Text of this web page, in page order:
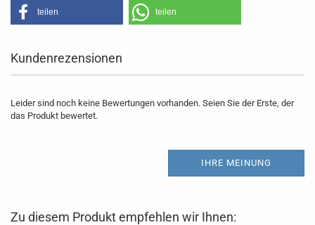
teilen teilen
Kundenrezensionen
Leider sind noch keine Bewertungen vorhanden. Seien Sie der Erste, der
das Produkt bewertet.
IHRE MEINUNG
Zu diesem Produkt empfehlen wir Ihnen: